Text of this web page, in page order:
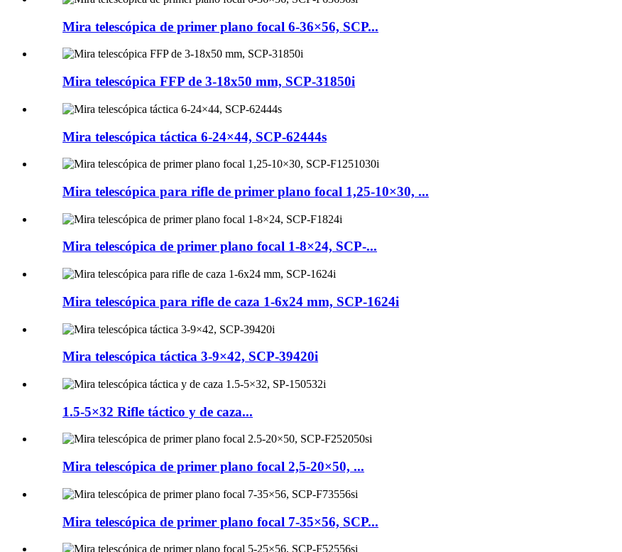
Mira telescópica de primer plano focal 6-36×56, SCP...
Mira telescópica FFP de 3-18x50 mm, SCP-31850i
Mira telescópica táctica 6-24×44, SCP-62444s
Mira telescópica para rifle de primer plano focal 1,25-10×30, ...
Mira telescópica de primer plano focal 1-8×24, SCP-...
Mira telescópica para rifle de caza 1-6x24 mm, SCP-1624i
Mira telescópica táctica 3-9×42, SCP-39420i
1.5-5×32 Rifle táctico y de caza...
Mira telescópica de primer plano focal 2,5-20×50, ...
Mira telescópica de primer plano focal 7-35×56, SCP...